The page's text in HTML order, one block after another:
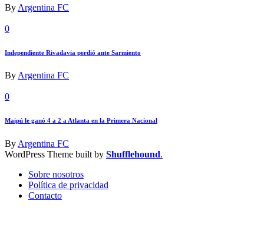
By Argentina FC
0
Independiente Rivadavia perdió ante Sarmiento
ByArgentina FC
0
Maipú le ganó 4 a 2 a Atlanta en la Primera Nacional
ByArgentina FC
WordPress Theme built by Shufflehound.
Sobre nosotros
Política de privacidad
Contacto